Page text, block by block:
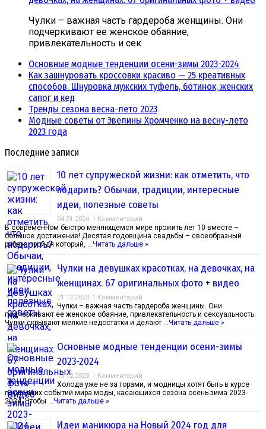
Чулки – важная часть гардероба женщины. Они
подчеркивают ее женское обаяние,
привлекательность и сек
Основные модные тенденции осени-зимы 2023-2024
Как зашнуровать кроссовки красиво — 25 креативных
способов. Шнуровка мужских туфель, ботинок, женских
сапог и кед
Тренды сезона весна-лето 2023
Модные советы от Эвелины Хромченко на весну-лето
2023 года
Последние записи
10 лет супружеской жизни: как отметить, что
подарить? Обычаи, традиции, интересные
идеи, полезные советы
04.01.2024 1 Комментарий
В современном быстро меняющемся мире прожить лет 10 вместе –
большое достижение! Десятая годовщина свадьбы – своеобразный
рубеж, пройдя который, …Читать дальше »
Чулки на девушках красотках, на девочках, на
женщинах. 67 оригинальных фото + видео
21.12.2023 1 Комментарий
Чулки – важная часть гардероба женщины. Они
подчеркивают ее женское обаяние, привлекательность и сексуальность.
Чулки скрывают мелкие недостатки и делают …Читать дальше »
Основные модные тенденции осени-зимы
2023-2024
13.12.2023 1 Комментарий
Холода уже не за горами, и модницы хотят быть в курсе
последних событий мира моды, касающихся сезона осень-зима 2023-
2024. Чтобы …Читать дальше »
Идеи маникюра на Новый 2024 год для